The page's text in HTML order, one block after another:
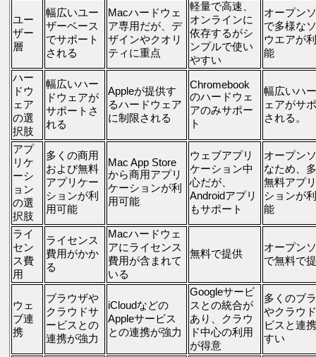
ユー
ザー
層
幅広いユー
ザーベース
でサポート
される
Macハードウェ
ア専用だが、デ
ザインやクオリ
ティに重点
軽量で高速、
オンラインに
依存するがシ
ンプルで使い
やすい
オープン
で多様な
ウエアが
能
ハー
ドウ
ェア
の選
択肢
幅広いハー
ドウェアが
サポートさ
れる
Appleが提供す
るハードウェア
に制限される
Chromebook
のハードウェ
アのみサポー
ト
幅広いハ
ェアがサ
される。
アプ
リケ
ーシ
ョン
の選
択肢
多くの商用
および無料
アプリケー
ションが利
用可能
Mac App Store
から商用アプリ
ケーションが利
用可能
ウェブアプリ
ケーション中
心だが、
Androidアプリ
もサポート
オープン
なため、
無料アプ
ションが
能
ライ
セン
ス費
用
ライセンス
費用がかか
る
Macハードウェ
アにライセンス
費用が含まれて
いる
無料で提供
オープン
で無料で
ウェ
ブ連
携
ブラウザや
クラウドサ
ービスとの
連携が強力
iCloudなどの
Appleサービス
との連携が強力
Googleサービ
スとの統合が
あり、クラウ
ド中心の利用
が得意
多くのブ
やクラウ
ビスと連
すい